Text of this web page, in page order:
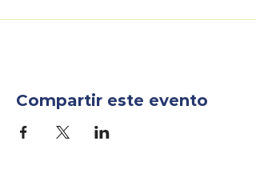
Compartir este evento